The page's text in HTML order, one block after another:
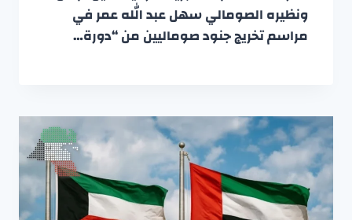
ونظيره الصومالي سهل عبد الله عمر في
مراسم تخريج جنود صوماليين من “دورة…